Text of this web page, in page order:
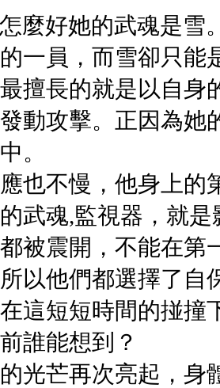
好她的武魂是雪
一員，而雪卻只能
擅長的就是以自身
動攻擊。正因為她
。
也不慢，他身上的
武魂,監視器，就是
被震開，不能在第
以他們都選擇了自
這短短時間的掽
誰能想到？
光芒再次亮起，身